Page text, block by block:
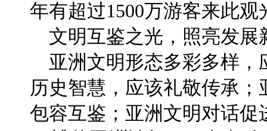
年有超过1500万游客来此观
文明互鉴之光，照亮发展
亚洲文明形态多彩多样，
历史智慧，应该礼敬传承
包容互鉴；亚洲文明对话